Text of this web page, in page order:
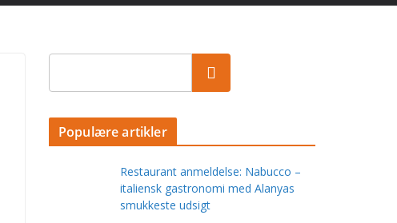
Populære artikler
Restaurant anmeldelse: Nabucco –
italiensk gastronomi med Alanyas
smukkeste udsigt